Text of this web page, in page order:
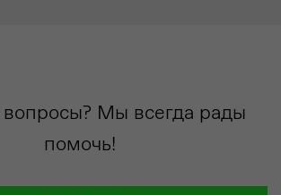
вопросы? Мы всегда рады
помочь!